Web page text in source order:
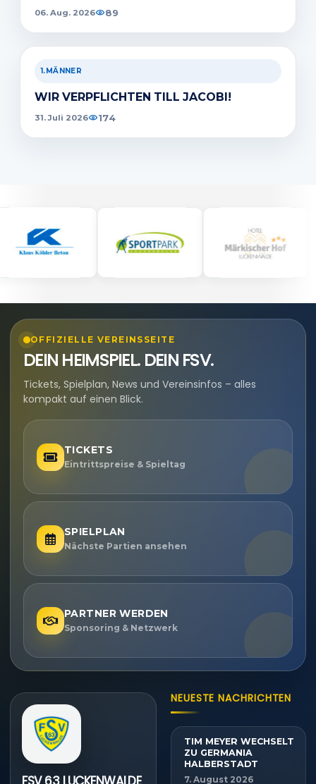
06. Aug. 2026 89
1.MÄNNER
WIR VERPFLICHTEN TILL JACOBI!
31. Juli 2026 174
OFFIZIELLE VEREINSSEITE
DEIN HEIMSPIEL. DEIN FSV.
Tickets, Spielplan, News und Vereinsinfos – alles
kompakt auf einen Blick.
TICKETS
Eintrittspreise & Spieltag
SPIELPLAN
Nächste Partien ansehen
PARTNER WERDEN
Sponsoring & Netzwerk
NEUESTE NACHRICHTEN
TIM MEYER WECHSELT
ZU GERMANIA
HALBERSTADT
7. August 2026